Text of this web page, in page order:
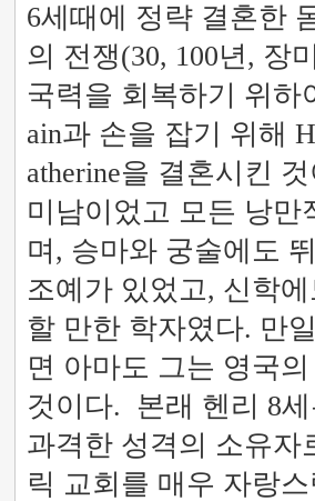
6세때에 정략 결혼한
의 전쟁(30, 100년, 장
국력을 회복하기 위하
ain과 손을 잡기 위해
atherine을 결혼시킨
미남이었고 모든 낭만
며, 승마와 궁술에도
조예가 있었고, 신학
할 만한 학자였다. 만
면 아마도 그는 영국
것이다. 본래 헨리 8
과격한 성격의 소유자
릭 교회를 매우 자랑